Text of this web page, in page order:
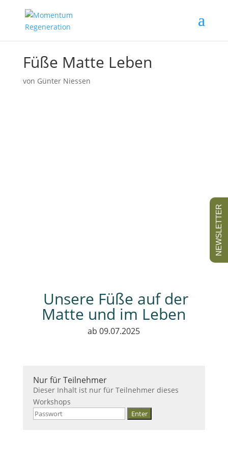
Füße Matte Leben
von Günter Niessen
Unsere Füße auf der
Matte und im Leben
ab 09.07.2025
Nur für Teilnehmer
Dieser Inhalt ist nur für Teilnehmer dieses
Workshops
NEWSLETTER